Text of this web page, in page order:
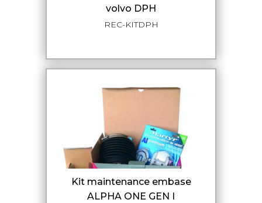
volvo DPH
REC-KITDPH
kit maintenance embase
ALPHA ONE GEN I